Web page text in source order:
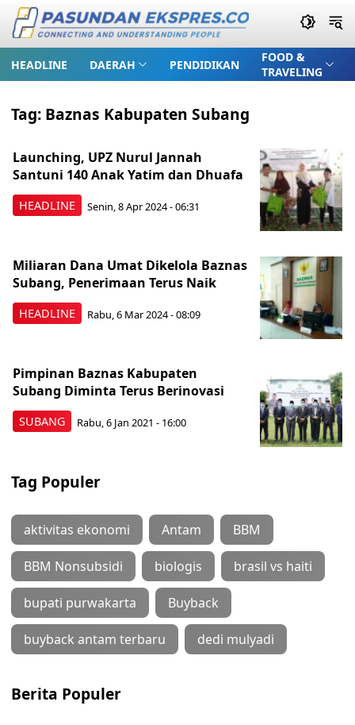
HEADLINE DAERAH PENDIDIKAN
FOOD &
TRAVELING
Tag: Baznas Kabupaten Subang
HEADLINE
Launching, UPZ Nurul Jannah
Santuni 140 Anak Yatim dan Dhuafa
Senin, 8 Apr 2024 - 06:31
HEADLINE
Miliaran Dana Umat Dikelola Baznas
Subang, Penerimaan Terus Naik
Rabu, 6 Mar 2024 - 08:09
SUBANG
Pimpinan Baznas Kabupaten
Subang Diminta Terus Berinovasi
Rabu, 6 Jan 2021 - 16:00
Tag Populer
aktivitas ekonomi Antam BBM
BBM Nonsubsidi biologis brasil vs haiti
bupati purwakarta Buyback
buyback antam terbaru dedi mulyadi
Berita Populer